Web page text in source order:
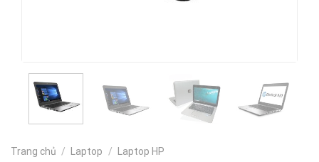
Trang chủ / Laptop / Laptop HP